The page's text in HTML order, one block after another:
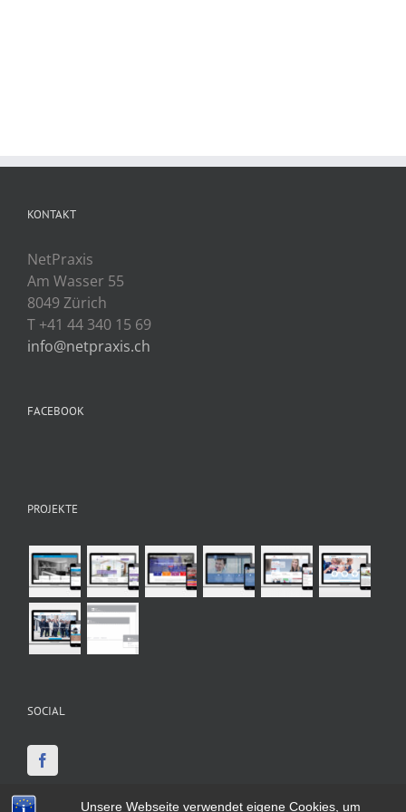
Unsere Webseite verwendet eigene Cookies, um
KONTAKT
NetPraxis
Am Wasser 55
8049 Zürich
T +41 44 340 15 69
info@netpraxis.ch
FACEBOOK
PROJEKTE
SOCIAL